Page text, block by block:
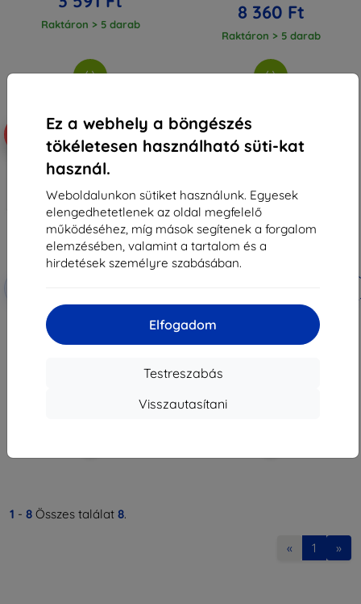
Ez a webhely a böngészés
tökéletesen használható süti-kat
használ.
Weboldalunkon sütiket használunk. Egyesek
elengedhetetlenek az oldal megfelelő
működéséhez, míg mások segítenek a forgalom
elemzésében, valamint a tartalom és a
hirdetések személyre szabásában.
Elfogadom
Testreszabás
Visszautasítani
Raktáron > 5 darab
8 360 Ft
Raktáron > 5 darab
3MK FlexibleGlass Lite hibrid
edzett üveg Apple iPad Air 2 gen
Hybrid Glass Lite
Utolsó darab raktáron
-64%
3MK PaperFeeling Apple iPad Air
2 9.7" 2 db védőfólia
11 489 Ft
1 - 8 Összes találat 8.
« 1 »